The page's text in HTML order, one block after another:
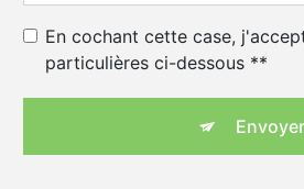
En cochant cette case,
particulières ci-dessous **
Envoyer